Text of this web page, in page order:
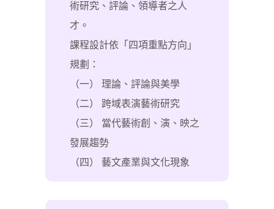
術研究、評論、領導者之人
才。
課程設計依「四項重點方向」
規劃：
（一） 理論、評論與美學
（二） 跨域表演藝術研究
（三） 當代藝術創、演、映之
發展趨勢
（四） 藝文產業與文化現象